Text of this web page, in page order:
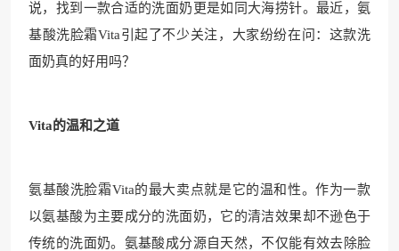
说，找到一款合适的洗面奶更是如同大海捞针。最近，氨
基酸洗脸霜Vita引起了不少关注，大家纷纷在问：这款洗
面奶真的好用吗？
Vita的温和之道
氨基酸洗脸霜Vita的最大卖点就是它的温和性。作为一款
以氨基酸为主要成分的洗面奶，它的清洁效果却不逊色于
传统的洗面奶。氨基酸成分源自天然，不仅能有效去除脸